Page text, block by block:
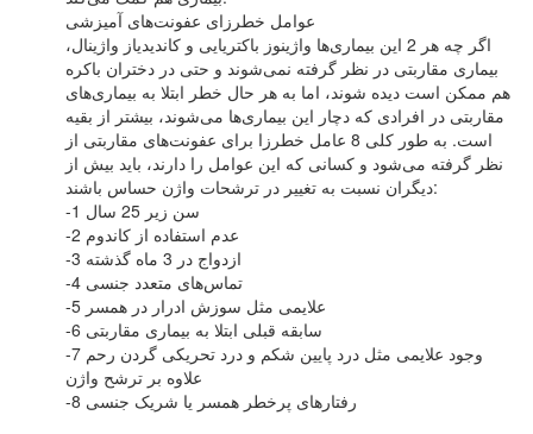
عوامل خطرزای عفونت‌های آمیزشی
اگر چه هر 2 این بیماری‌ها واژینوز باکتریایی و کاندیدیاز واژینال،
بیماری مقاربتی در نظر گرفته نمی‌شوند و حتی در دختران باکره
هم ممکن است دیده شوند، اما به هر حال خطر ابتلا به بیماری‌های
مقاربتی در افرادی که دچار این بیماری‌ها می‌شوند، بیشتر از بقیه
است. به طور کلی 8 عامل خطرزا برای عفونت‌های مقاربتی از
نظر گرفته می‌شود و کسانی که این عوامل را دارند، باید بیش از
دیگران نسبت به تغییر در ترشحات واژن حساس باشند:
-1 سن زیر 25 سال
-2 عدم استفاده از کاندوم
-3 ازدواج در 3 ماه گذشته
-4 تماس‌های متعدد جنسی
-5 علایمی مثل سوزش ادرار در همسر
-6 سابقه قبلی ابتلا به بیماری مقاربتی
-7 وجود علایمی مثل درد پایین شکم و درد تحریکی گردن رحم
علاوه بر ترشح واژن
-8 رفتارهای پرخطر همسر یا شریک جنسی